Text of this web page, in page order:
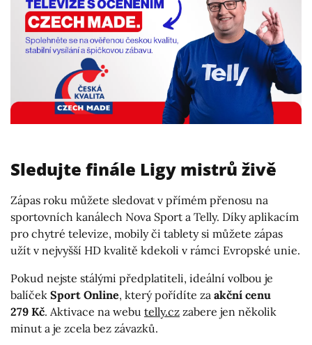
Sledujte finále Ligy mistrů živě
Zápas roku můžete sledovat v přímém přenosu na
sportovních kanálech Nova Sport a Telly. Díky aplikacím
pro chytré televize, mobily či tablety si můžete zápas
užít v nejvyšší HD kvalitě kdekoli v rámci Evropské unie.
Pokud nejste stálými předplatiteli, ideální volbou je
balíček Sport Online, který pořídíte za akční cenu
279 Kč. Aktivace na webu telly.cz zabere jen několik
minut a je zcela bez závazků.